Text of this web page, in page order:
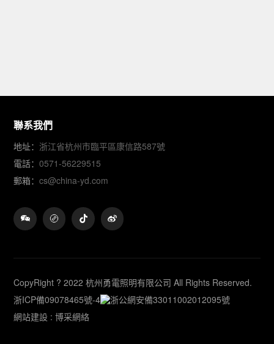
聯系我們
地址： 浙江省杭州市臨平區康信路587號
電話：0571-56229515
郵箱：cs@china-yd.com
CopyRight ? 2022 杭州勇電照明有限公司 All Rights Reserved.
浙ICP備09078465號-4
浙公網安備33011002012095號
網站建設 :博采網絡